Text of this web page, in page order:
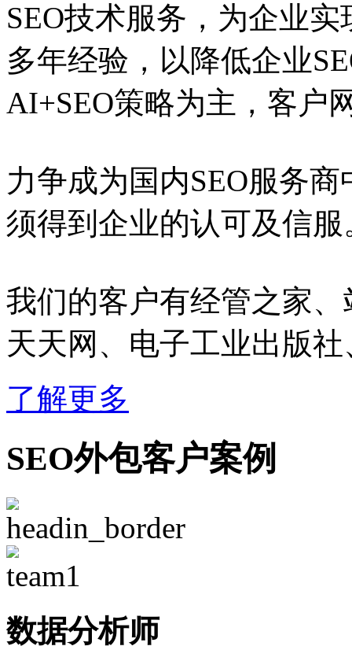
SEO技术服务，为企业
多年经验，以降低企业
AI+SEO策略为主，客户
力争成为国内SEO服务
须得到企业的认可及信服
我们的客户有经管之家
天天网、电子工业出版
了解更多
SEO外包客户案例
数据分析师